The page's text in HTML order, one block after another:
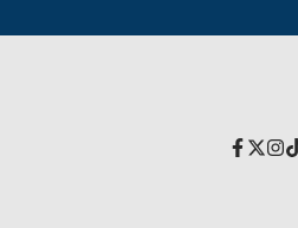
Así será el impacto directo en salarios